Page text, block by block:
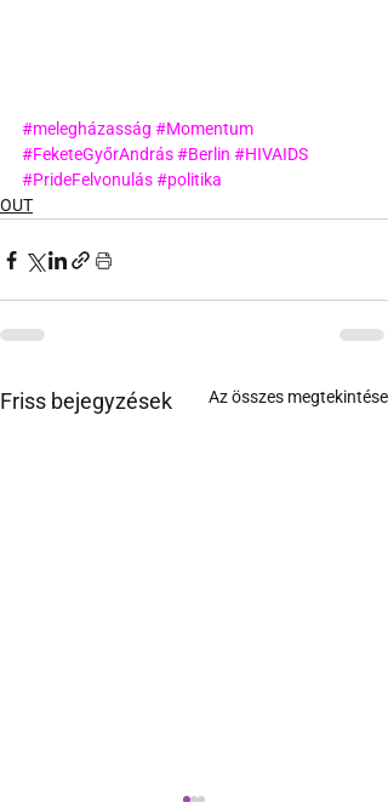
#melegházasság #Momentum
#FeketeGyőrAndrás#Berlin #HIVAIDS
#PrideFelvonulás#politika
OUT
Friss bejegyzések Az összes megtekintése